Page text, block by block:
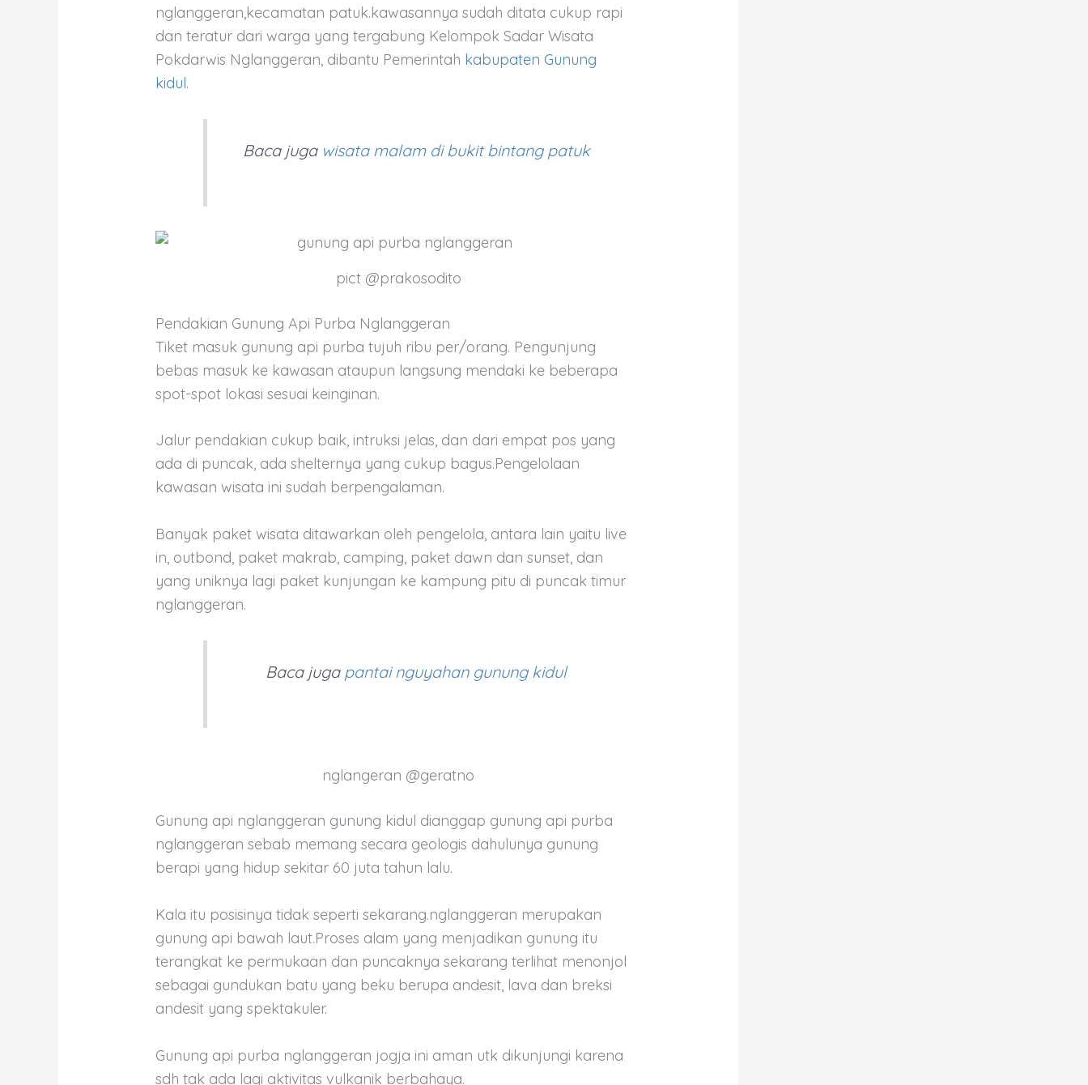
nglanggeran,kecamatan patuk.kawasannya sudah ditata cukup rapi
dan teratur dari warga yang tergabung Kelompok Sadar Wisata
Pokdarwis Nglanggeran, dibantu Pemerintah kabupaten Gunung
kidul.
Baca juga wisata malam di bukit bintang patuk
pict @prakosodito
Pendakian Gunung Api Purba Nglanggeran
Tiket masuk gunung api purba tujuh ribu per/orang. Pengunjung
bebas masuk ke kawasan ataupun langsung mendaki ke beberapa
spot-spot lokasi sesuai keinginan.
Jalur pendakian cukup baik, intruksi jelas, dan dari empat pos yang
ada di puncak, ada shelternya yang cukup bagus.Pengelolaan
kawasan wisata ini sudah berpengalaman.
Banyak paket wisata ditawarkan oleh pengelola, antara lain yaitu live
in, outbond, paket makrab, camping, paket dawn dan sunset, dan
yang uniknya lagi paket kunjungan ke kampung pitu di puncak timur
nglanggeran.
Baca juga pantai nguyahan gunung kidul
nglangeran @geratno
Gunung api nglanggeran gunung kidul dianggap gunung api purba
nglanggeran sebab memang secara geologis dahulunya gunung
berapi yang hidup sekitar 60 juta tahun lalu.
Kala itu posisinya tidak seperti sekarang.nglanggeran merupakan
gunung api bawah laut.Proses alam yang menjadikan gunung itu
terangkat ke permukaan dan puncaknya sekarang terlihat menonjol
sebagai gundukan batu yang beku berupa andesit, lava dan breksi
andesit yang spektakuler.
Gunung api purba nglanggeran jogja ini aman utk dikunjungi karena
sdh tak ada lagi aktivitas vulkanik berbahaya.